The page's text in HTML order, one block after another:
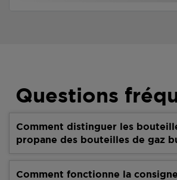
Questions
Comment distinguer les
propane des bouteilles de gaz
Comment fonctionne la